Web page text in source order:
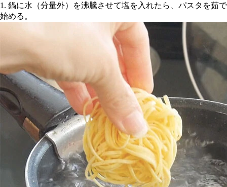
1. 鍋に水（分量外）を沸騰させて塩を入れたら、パスタを茹で
始める。